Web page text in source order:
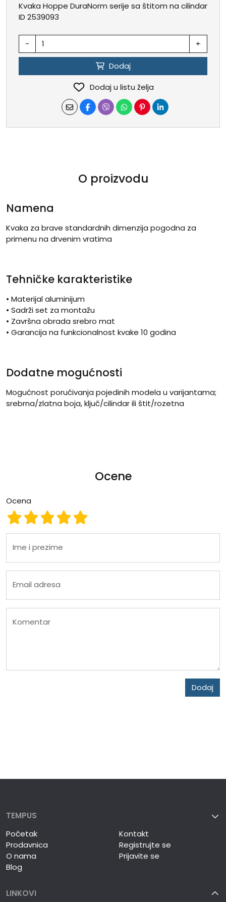
Kvaka Hoppe DuraNorm serije sa štitom na cilindar
ID 2539093
- +
Dodaj
Dodaj u listu želja
O proizvodu
Namena
Kvaka za brave standardnih dimenzija pogodna za
primenu na drvenim vratima
Tehničke karakteristike
• Materijal aluminijum
• Sadrži set za montažu
• Završna obrada srebro mat
• Garancija na funkcionalnost kvake 10 godina
Dodatne mogućnosti
Mogućnost poručivanja pojedinih modela u varijantama;
srebrna/zlatna boja, ključ/cilindar ili štit/rozetna
Ocene
Ocena
Ocena 5
Ocena 4
Ocena 3
Ocena 2
Ocena 1
Ime i prezime
Email adresa
Komentar
Dodaj
TEMPUS
Početak
Prodavnica
O nama
Blog
Kontakt
Registrujte se
Prijavite se
LINKOVI